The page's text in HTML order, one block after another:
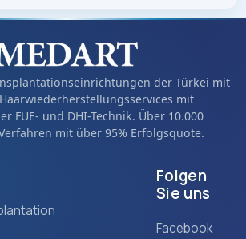
der Türkei mit
mit
FUE- und DHI-Technik. Über 10.000
mit über 95% Erfolgsquote.
Folgen
Sie uns
Facebook